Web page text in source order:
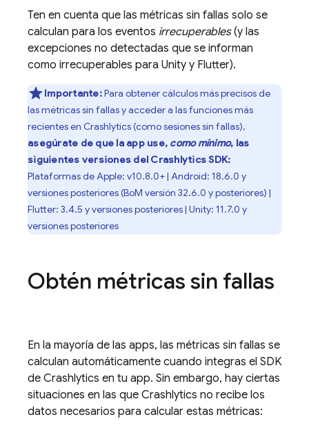
Ten en cuenta que las métricas sin fallas solo se
calculan para los eventos irrecuperables(y las
excepciones no detectadas que se informan
como irrecuperables para Unity y Flutter).
Importante:Para obtener cálculos más precisos de
las métricas sin fallas y acceder a las funciones más
recientes en Crashlytics(como sesiones sin fallas),
asegúrate de que la app use, como mínimo, las
siguientes versiones del CrashlyticsSDK:
Plataformas de Apple: v10.8.0+ | Android: 18.6.0 y
versiones posteriores (BoM versión 32.6.0 y posteriores) |
Flutter: 3.4.5 y versiones posteriores | Unity: 11.7.0 y
versiones posteriores
Obtén métricas sin fallas
En la mayoría de las apps, las métricas sin fallas se
calculan automáticamente cuando integras el SDK
de Crashlytics en tu app. Sin embargo, hay ciertas
situaciones en las que Crashlytics no recibe los
datos necesarios para calcular estas métricas: